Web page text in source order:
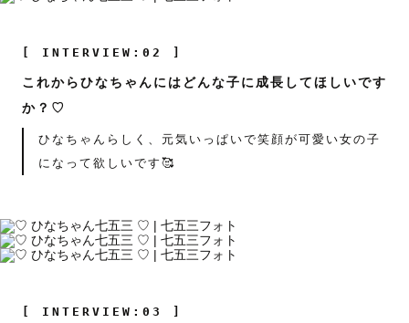
[ INTERVIEW:02 ]
これからひなちゃんにはどんな子に成長してほしいです
か？♡
ひなちゃんらしく、元気いっぱいで笑顔が可愛い女の子
になって欲しいです🥰
[ INTERVIEW:03 ]